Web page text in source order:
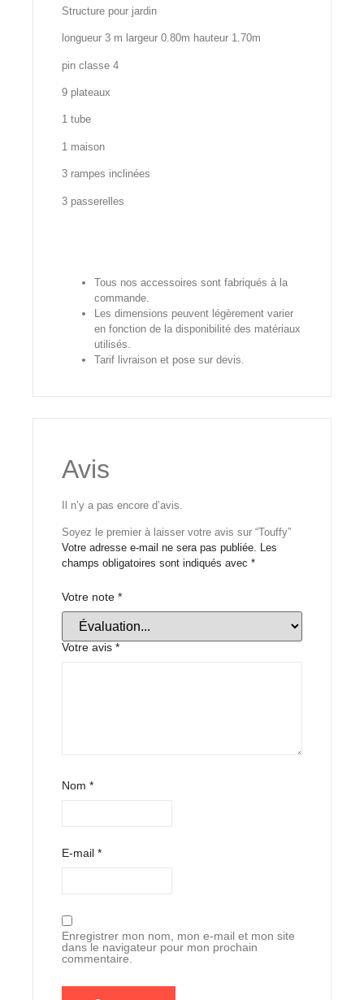
Structure pour jardin
longueur 3 m largeur 0.80m hauteur 1.70m
pin classe 4
9 plateaux
1 tube
1 maison
3 rampes inclinées
3 passerelles
Tous nos accessoires sont fabriqués à la
commande.
Les dimensions peuvent légèrement varier
en fonction de la disponibilité des matériaux
utilisés.
Tarif livraison et pose sur devis.
Avis
Il n’y a pas encore d’avis.
Soyez le premier à laisser votre avis sur “Touffy”
Votre adresse e-mail ne sera pas publiée. Les
champs obligatoires sont indiqués avec *
Votre note *
Votre avis *
Nom *
E-mail *
Enregistrer mon nom, mon e-mail et mon site
dans le navigateur pour mon prochain
commentaire.